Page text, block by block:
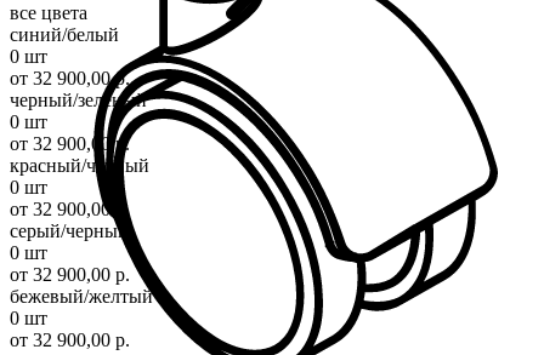
все цвета
синий/белый
0 шт
от 32 900,00 р.
черный/зеленый
0 шт
от 32 900,00 р.
красный/черный
0 шт
от 32 900,00 р.
серый/черный
0 шт
от 32 900,00 р.
бежевый/желтый
0 шт
от 32 900,00 р.